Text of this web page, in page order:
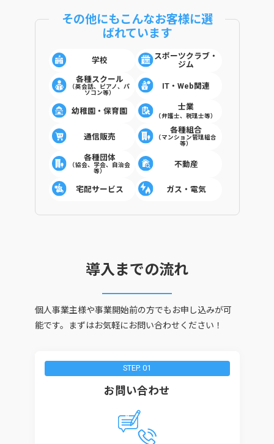
その他にもこんなお客様に選
ばれています
学校
スポーツクラブ・
ジム
各種スクール
（英会話、ピアノ、パ
ソコン等）
IT・Web関連
幼稚園・保育園 士業
（弁護士、税理士等）
通信販売
各種組合
（マンション管理組合
等）
各種団体
（協会、学会、自治会
等）
不動産
宅配サービス ガス・電気
導入までの流れ
個人事業主様や事業開始前の方でもお申し込みが可
能です。
まずはお気軽にお問い合わせください！
STEP. 01
お問い合わせ